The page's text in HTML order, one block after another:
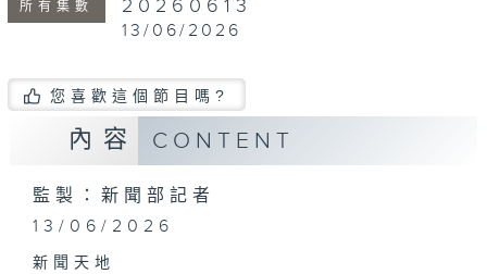
所有集數 20260613
13/06/2026
您喜歡這個節目嗎?
內容 CONTENT
監製：新聞部記者
13/06/2026
新聞天地